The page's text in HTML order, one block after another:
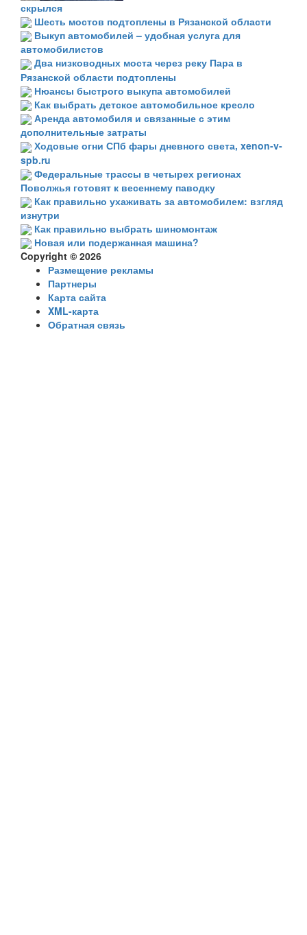
скрылся
Шесть мостов подтоплены в Рязанской области
Выкуп автомобилей – удобная услуга для
автомобилистов
Два низководных моста через реку Пара в
Рязанской области подтоплены
Нюансы быстрого выкупа автомобилей
Как выбрать детское автомобильное кресло
Аренда автомобиля и связанные с этим
дополнительные затраты
Ходовые огни СПб фары дневного света, xenon-v-
spb.ru
Федеральные трассы в четырех регионах
Поволжья готовят к весеннему паводку
Как правильно ухаживать за автомобилем: взгляд
изнутри
Как правильно выбрать шиномонтаж
Новая или подержанная машина?
Copyright © 2026
Размещение рекламы
Партнеры
Карта сайта
XML-карта
Обратная связь